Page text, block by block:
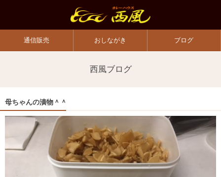
通信販売 おしながき ブログ
西風ブログ
母ちゃんの漬物＾＾